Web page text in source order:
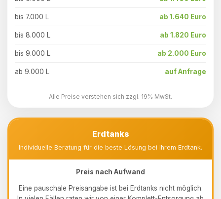
bis 7.000 L ab 1.640 Euro
bis 8.000 L ab 1.820 Euro
bis 9.000 L ab 2.000 Euro
ab 9.000 L auf Anfrage
Alle Preise verstehen sich zzgl. 19% MwSt.
Erdtanks
Individuelle Beratung für die beste Lösung bei Ihrem Erdtank.
Preis nach Aufwand
Eine pauschale Preisangabe ist bei Erdtanks nicht möglich.